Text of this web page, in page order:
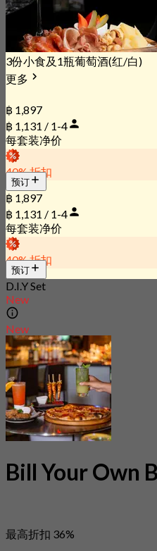
3份小食及1瓶葡萄酒(红/白)
更多
฿ 1,897
฿ 1,131 / 1-4
每套装净价
40% 折扣
预订
฿ 1,897
฿ 1,131 / 1-4
每套装净价
40% 折扣
预订
D.I.Y Set
New
New
Bill Your Own
最高折扣 36%